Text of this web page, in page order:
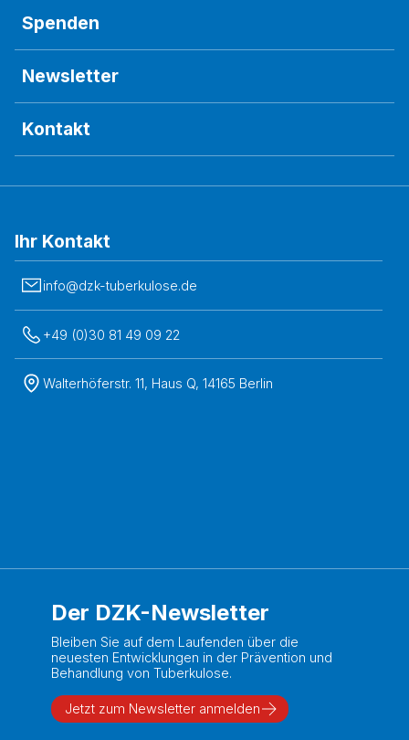
Spenden
Newsletter
Kontakt
Ihr Kontakt
info@dzk-tuberkulose.de
+49 (0)30 81 49 09 22
Walterhöferstr. 11, Haus Q, 14165 Berlin
Der DZK-Newsletter
Bleiben Sie auf dem Laufenden über die
neuesten Entwicklungen in der Prävention und
Behandlung von Tuberkulose.
Jetzt zum Newsletter anmelden